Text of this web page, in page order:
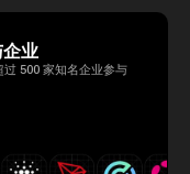
业
过 500 家知名企业参与